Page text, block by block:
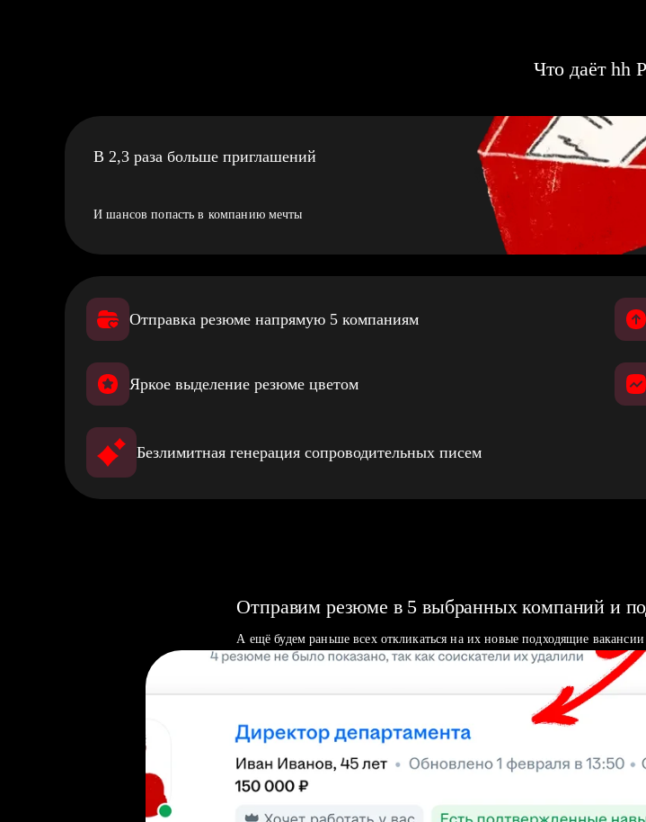
Что даёт hh
В 2,3 раза больше приглашений
И шансов попасть в компанию мечты
Отправка резюме напрямую 5 компаниям
Яркое выделение резюме цветом
Безлимитная генерация сопроводительных писем
Отправим резюме в 5 выбранных компаний и
А ещё будем раньше всех откликаться на их новые подходящие